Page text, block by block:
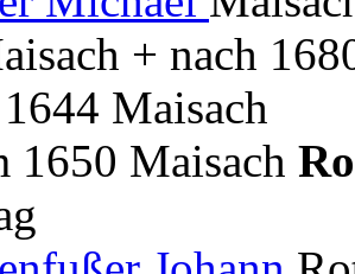
+ nach
Maisach
1650 Maisach